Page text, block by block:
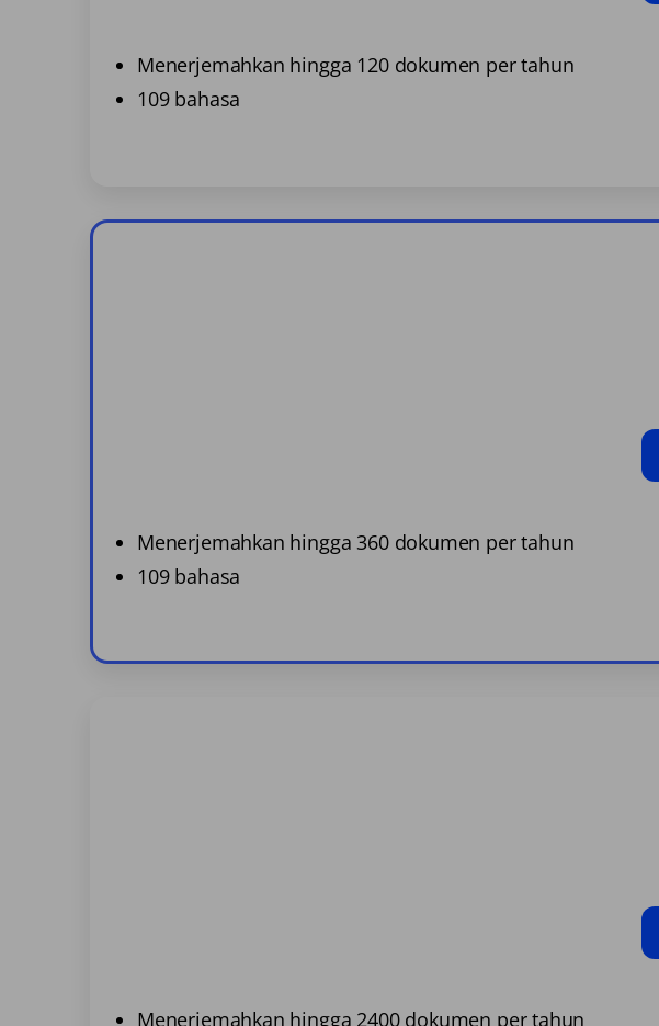
Menerjemahkan hingga 120 dokumen per tahun
109 bahasa
Menerjemahkan hingga 360 dokumen per tahun
109 bahasa
Menerjemahkan hingga 2400 dokumen per tahun